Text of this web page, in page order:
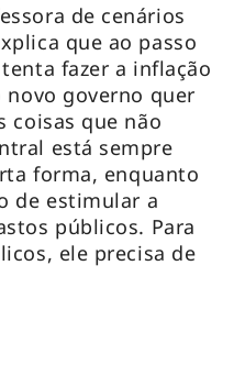
de cenários
que ao passo
fazer a inflação
governo quer
coisas que não
está sempre
forma, enquanto
de estimular a
públicos. Para
ele precisa de